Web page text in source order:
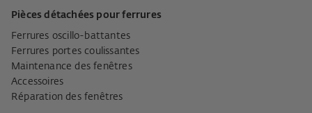
Pièces détachées pour ferrures
Ferrures oscillo-battantes
Ferrures portes coulissantes
Maintenance des fenêtres
Accessoires
Réparation des fenêtres